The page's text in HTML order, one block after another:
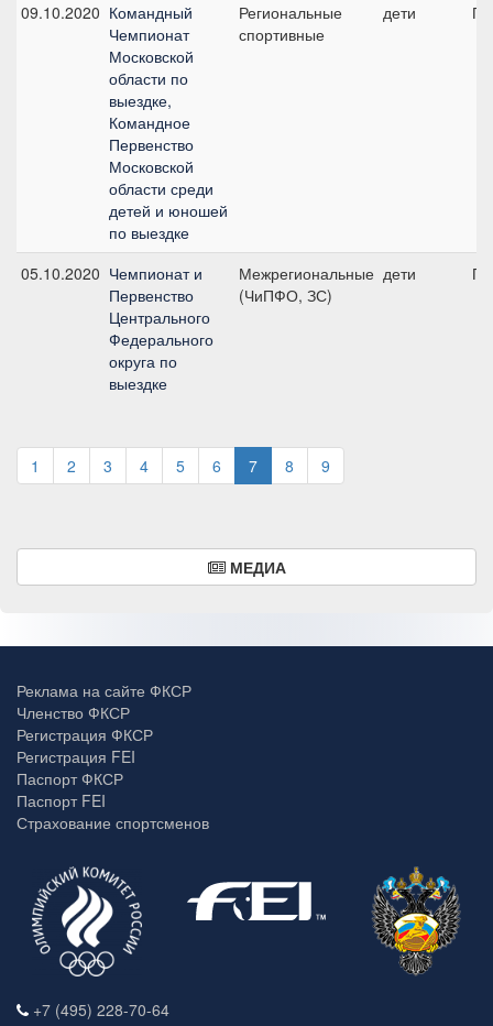
09.10.2020 Командный
Чемпионат
Московской
области по
выездке,
Командное
Первенство
Московской
области среди
детей и юношей
по выездке
Региональные
спортивные
дети
05.10.2020 Чемпионат и
Первенство
Центрального
Федерального
округа по
выездке
Межрегиональные
(ЧиПФО, ЗС)
дети
1 2 3 4 5 6 7 8 9
МЕДИА
Реклама на сайте ФКСР
Членство ФКСР
Регистрация ФКСР
Регистрация FEI
Паспорт ФКСР
Паспорт FEI
Страхование спортсменов
+7 (495) 228-70-64